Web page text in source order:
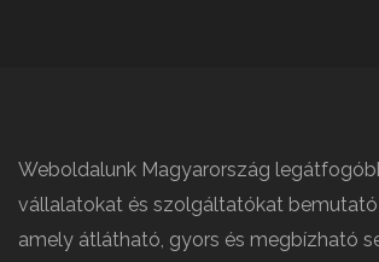
Weboldalunk Magyarország
vállalatokat és szolgáltatókat
amely átlátható, gyors és megbízható